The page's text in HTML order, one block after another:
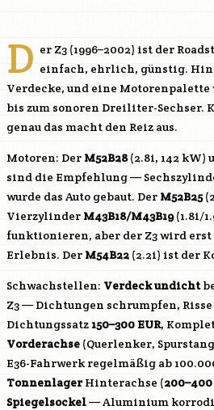
D er Z3 (1996–2002) ist der
einfach, ehrlich, günstig.
Verdecke, und eine
bis zum sonoren Dreiliter-Sechser.
genau das macht den Reiz aus.
Motoren: Der M52B28(2.8i, 142 kW)
sind die Empfehlung —
wurde das Auto gebaut. Der M52B25
Vierzylinder M43B18/M43B19(1.8i/
funktionieren, aber der Z3 wird
Erlebnis. Der M54B22 (2.2i) ist der
Schwachstellen: Verdeck undicht
Z3 — Dichtungen schrumpfen,
Dichtungssatz 150–300 EUR,
Vorderachse (Querlenker,
E36-Fahrwerk regelmäßig ab
TonnenlagerHinterachse (200–400
Spiegelsockel— Aluminium